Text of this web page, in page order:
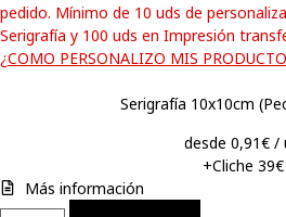
pedido. Mínimo de 10 uds de
Serigrafía y 100 uds en Impresión
¿COMO PERSONALIZO MIS
Serigrafía 10x10cm
desde 0,91€ /
+Cliche 39€
Más información